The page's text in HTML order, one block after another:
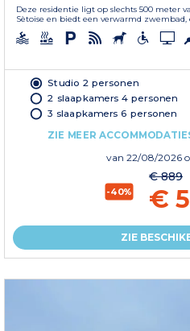
Deze residentie ligt op slechts 500 meter
Sètoise en biedt een verwarmd
Studio 2 personen
2 slaapkamers 4 personen
3 slaapkamers 6 personen
ZIE MEER
van 22/08/2026
-40%
€ 889
€
ZIE